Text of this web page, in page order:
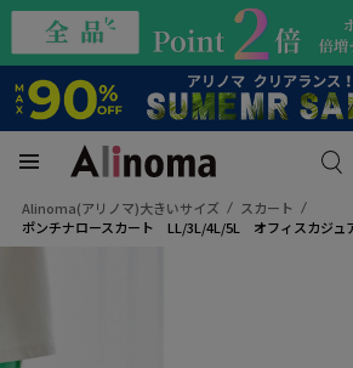
Alinoma(アリノマ)大きいサイズ
スカート
ポンチナロースカート LL/3L/4L/5L オフィスカジュ